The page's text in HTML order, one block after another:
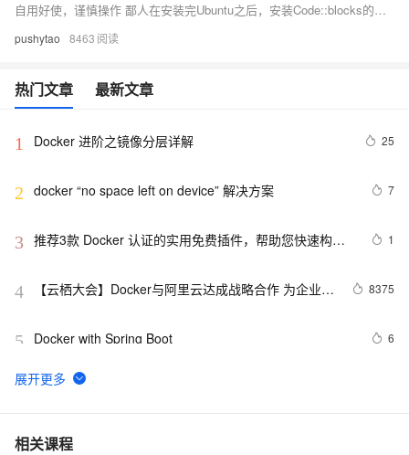
自用好使，谨慎操作 鄙人在安装完Ubuntu之后，安装Code::blocks的时候，在此之前需要安装C/C++编译环境build-essential，在安装的时候报出有关软件包依赖性的关系问题，经过一波研究发现，有的大佬通过安装aptitude来解决问题，因为aptitude可以很好地解决依赖关系 但是在安装aptitude的时候，还是出现了依赖关系，莫得办法 安装aptitude的命令
pushytao 8463
热门文章 最新文章
1 Docker 进阶之镜像分层详解 25
2 docker “no space left on device” 解决方案 7
3 推荐3款 Docker 认证的实用免费插件，帮助您快速构建
1
4
【云栖大会】Docker与阿里云达成战略合作 为企业级
8375
5 Docker with Spring Boot 6
6 Docker五分钟搭建Wordpress
7 利用Docker容器化部署应用的实战指南
相关课程